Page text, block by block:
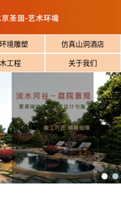
境雕塑 仿真山洞酒店
工程 关于我们